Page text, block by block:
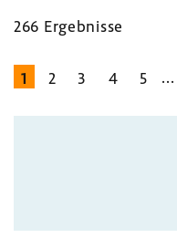
266 Ergeb­nisse
1 2 3 4 5 ...